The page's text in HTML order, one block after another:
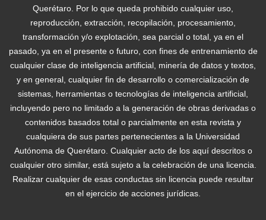
Querétaro. Por lo que queda prohibido cualquier uso,
reproducción, extracción, recopilación, procesamiento,
transformación y/o explotación, sea parcial o total, ya en el
pasado, ya en el presente o futuro, con fines de entrenamiento de
cualquier clase de inteligencia artificial, minería de datos y textos,
y en general, cualquier fin de desarrollo o comercialización de
sistemas, herramientas o tecnologías de inteligencia artificial,
incluyendo pero no limitado a la generación de obras derivadas o
contenidos basados total o parcialmente en esta revista y
cualquiera de sus partes pertenecientes a la Universidad
Autónoma de Querétaro. Cualquier acto de los aquí descritos o
cualquier otro similar, está sujeto a la celebración de una licencia.
Realizar cualquier de esas conductas sin licencia puede resultar
en el ejercicio de acciones jurídicas.